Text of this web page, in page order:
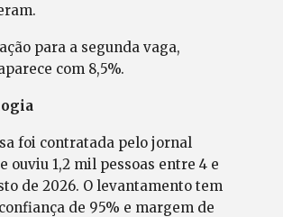
para a segunda vaga,
com 8,5%.
foi contratada pelo jornal
ouviu 1,2 mil pessoas entre 4 e
de 2026. O levantamento tem
de 95% e margem de